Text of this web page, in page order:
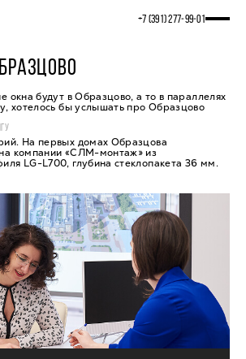
+7 (391) 277‒99‒01
окна будут в Образцово, а то в параллелях
хотелось бы услышать про Образцово
На первых домах Образцова
компании «СЛМ-монтаж» из
LG-L700, глубина стеклопакета 36 мм.